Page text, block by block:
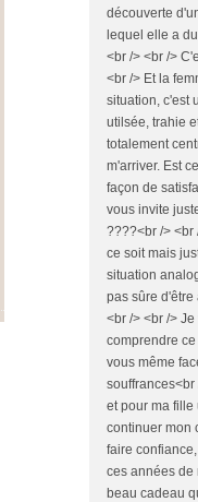
découverte
lequel elle a
<br /> <br />
<br /> Et la
situation, c'est
utilsée, trahie
totalement
m'arriver. Est
façon de
vous invite
????<br /> <br
ce soit mais
situation
pas sûre d'être
<br /> <br />
comprendre
vous même
et pour ma fille
continuer mon
faire
ces années de
beau cadeau